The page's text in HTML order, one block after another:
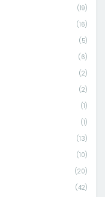
(19)
(16)
(5)
(6)
(2)
(2)
(1)
(1)
(13)
(10)
(20)
(42)